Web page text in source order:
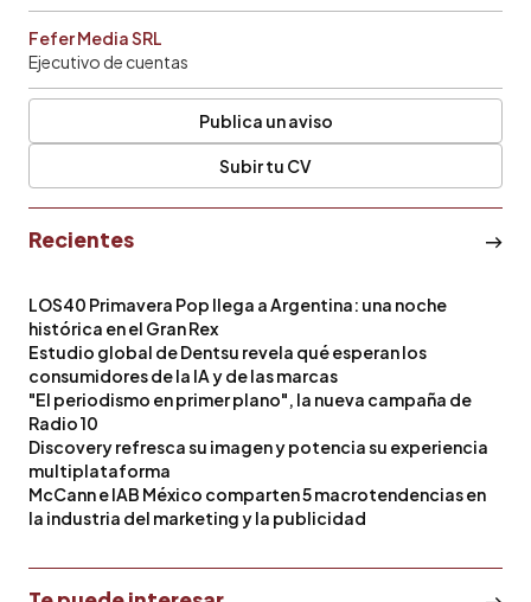
Fefer Media SRL
Ejecutivo de cuentas
Publica un aviso
Subir tu CV
Recientes
LOS40 Primavera Pop llega a Argentina: una noche
histórica en el Gran Rex
Estudio global de Dentsu revela qué esperan los
consumidores de la IA y de las marcas
"El periodismo en primer plano", la nueva campaña de
Radio 10
Discovery refresca su imagen y potencia su experiencia
multiplataforma
McCann e IAB México comparten 5 macrotendencias en
la industria del marketing y la publicidad